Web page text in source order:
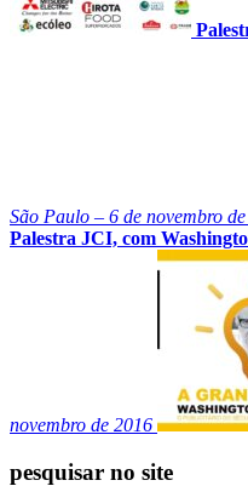
São Paulo – 6 de novembro
Palestra JCI, com
novembro de 2016
pesquisar no site